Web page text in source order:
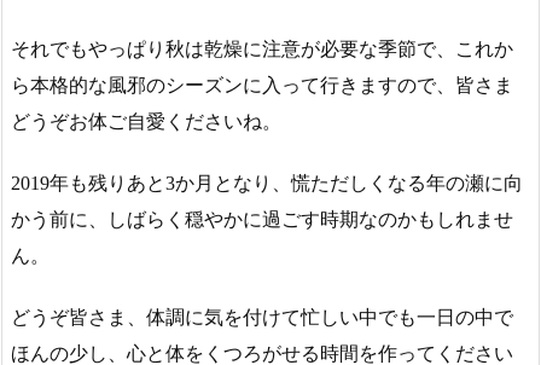
それでもやっぱり秋は乾燥に注意が必要な季節で、これか
ら本格的な風邪のシーズンに入って行きますので、皆さま
どうぞお体ご自愛くださいね。
2019年も残りあと3か月となり、慌ただしくなる年の瀬に向
かう前に、しばらく穏やかに過ごす時期なのかもしれませ
ん。
どうぞ皆さま、体調に気を付けて忙しい中でも一日の中で
ほんの少し、心と体をくつろがせる時間を作ってください